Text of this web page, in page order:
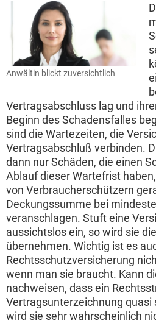
Anwältin blickt zuversichtlich
Vertragsabschluss lag und
Beginn des Schadensfalles
sind die Wartezeiten, die
Vertragsabschluß verbinden.
dann nur Schäden, die einen
Ablauf dieser Wartefrist
von Verbraucherschützern
Deckungssumme bei
veranschlagen. Stuft eine
aussichtslos ein, so wird sie
übernehmen. Wichtig ist es
Rechtsschutzversicherung
wenn man sie braucht. Kann
nachweisen, dass ein
Vertragsunterzeichnung quasi
wird sie sehr wahrscheinlich